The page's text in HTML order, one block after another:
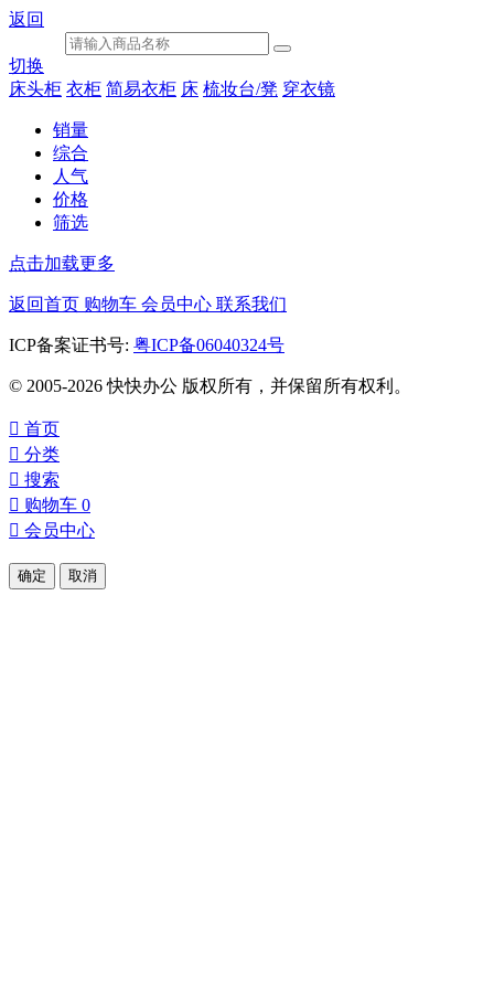
返回
切换
床头柜 衣柜 简易衣柜 床 梳妆台/凳 穿衣镜
销量
综合
人气
价格
筛选
点击加载更多
返回首页 购物车 会员中心 联系我们
ICP备案证书号: 粤ICP备06040324号
© 2005-2026 快快办公 版权所有，并保留所有权利。
 首页
 分类
 搜索
 购物车 0
 会员中心
确定 取消